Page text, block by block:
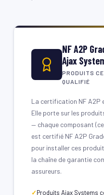
NF A2P
Ajax
PRODUITS
QUALIFIÉ
La certification NF A2P
Elle porte sur les
— chaque composant
est certifié NF A2P
pour installer ces
la chaîne de garantie
assureurs.
Produits Ajax Systems